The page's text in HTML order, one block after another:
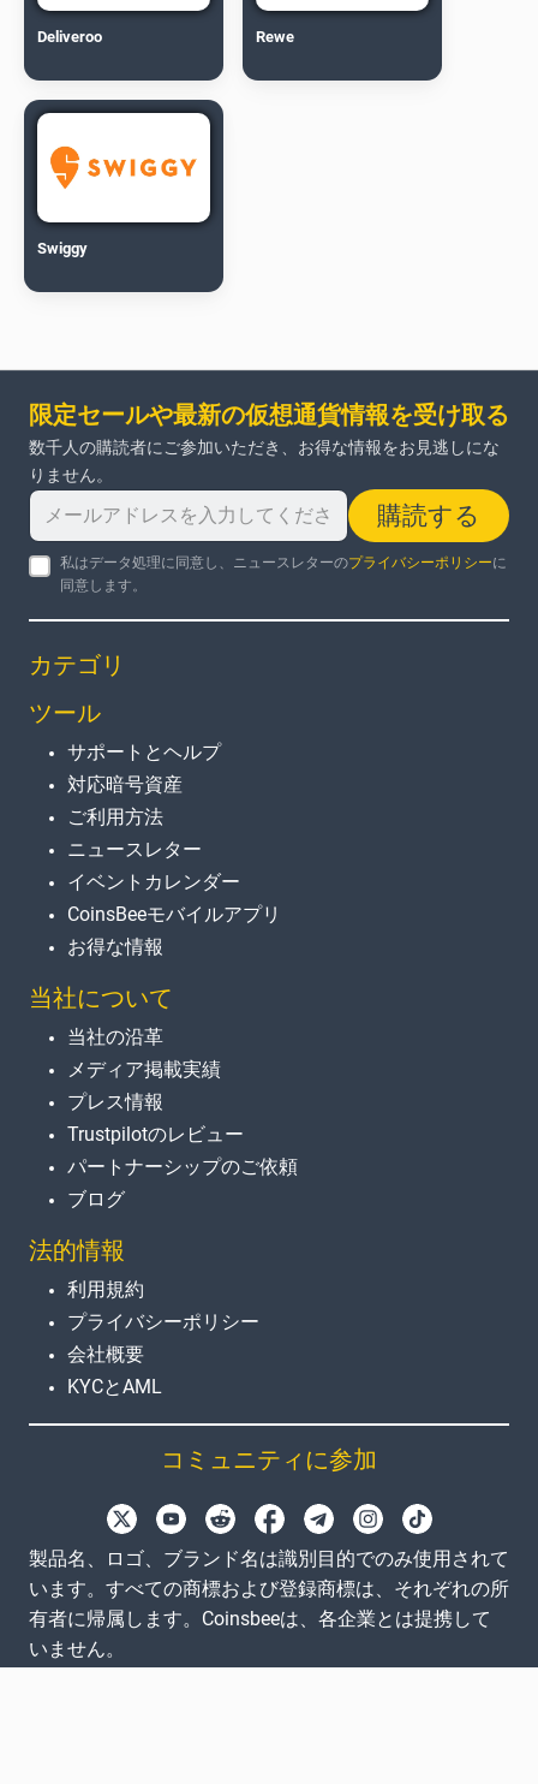
Deliveroo Rewe
Swiggy
限定セールや最新の仮想通貨情報を受け取る
数千人の購読者にご参加いただき、お得な情報をお見逃しにな
りません。
購読する
私はデータ処理に同意し、ニュースレターのプライバシーポリシーに
同意します。
カテゴリ
ツール
サポートとヘルプ
対応暗号資産
ご利用方法
ニュースレター
イベントカレンダー
CoinsBeeモバイルアプリ
お得な情報
当社について
当社の沿革
メディア掲載実績
プレス情報
Trustpilotのレビュー
パートナーシップのご依頼
ブログ
法的情報
利用規約
プライバシーポリシー
会社概要
KYCとAML
コミュニティに参加
製品名、ロゴ、ブランド名は識別目的でのみ使用されて
います。すべての商標および登録商標は、それぞれの所
有者に帰属します。Coinsbeeは、各企業とは提携して
いません。